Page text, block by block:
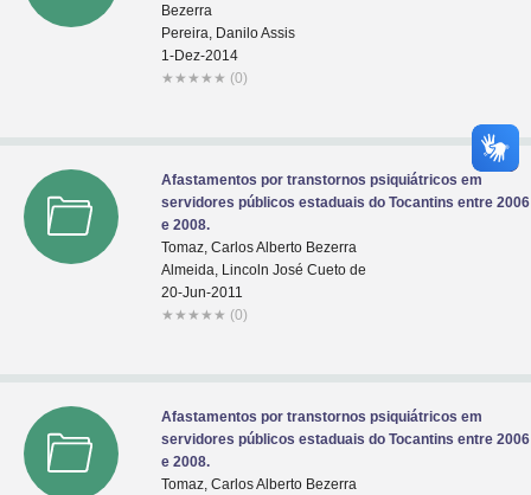
Bezerra
Pereira, Danilo Assis
1-Dez-2014
★ ★ ★ ★ ★ (0)
Afastamentos por transtornos psiquiátricos em
servidores públicos estaduais do Tocantins entre 2006
e 2008.
Tomaz, Carlos Alberto Bezerra
Almeida, Lincoln José Cueto de
20-Jun-2011
★ ★ ★ ★ ★ (0)
Afastamentos por transtornos psiquiátricos em
servidores públicos estaduais do Tocantins entre 2006
e 2008.
Tomaz, Carlos Alberto Bezerra